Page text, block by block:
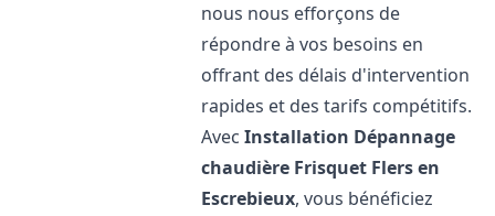
nous nous efforçons de
répondre à vos besoins en
offrant des délais d'intervention
rapides et des tarifs compétitifs.
AvecInstallation Dépannage
chaudière Frisquet Flers en
Escrebieux, vous bénéficiez